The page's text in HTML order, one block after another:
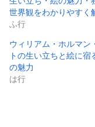
世界観をわかりやすく
ふ行
ウィリアム・ホルマン
トの生い立ちと絵に宿
の魅力
は行